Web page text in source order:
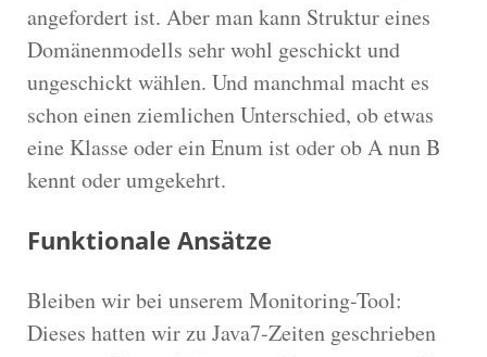
angefordert ist. Aber man kann Struktur eines
Domänenmodells sehr wohl geschickt und
ungeschickt wählen. Und manchmal macht es
schon einen ziemlichen Unterschied, ob etwas
eine Klasse oder ein Enum ist oder ob A nun B
kennt oder umgekehrt.
Funktionale Ansätze
Bleiben wir bei unserem Monitoring-Tool:
Dieses hatten wir zu Java7-Zeiten geschrieben